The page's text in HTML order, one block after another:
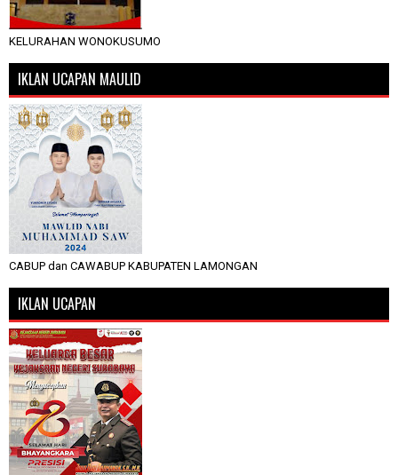
KELURAHAN WONOKUSUMO
IKLAN UCAPAN MAULID
CABUP dan CAWABUP KABUPATEN LAMONGAN
IKLAN UCAPAN